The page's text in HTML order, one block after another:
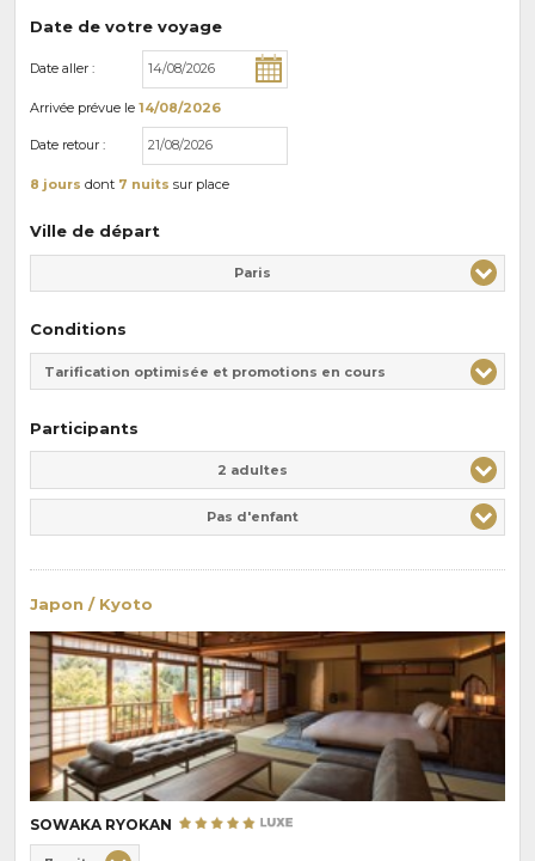
Date de votre voyage
Date aller :
Arrivée prévue le 14/08/2026
Date retour :
8 jours dont 7 nuits sur place
Ville de départ
Paris
Conditions
Tarification optimisée et promotions en cours
Participants
2 adultes
Pas d'enfant
Japon / Kyoto
SOWAKA RYOKAN